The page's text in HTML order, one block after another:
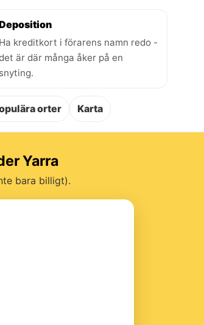
Ha kreditkort i förarens namn redo -
är där många åker på en
snyting.
orter Karta
Yarra
bara billigt).